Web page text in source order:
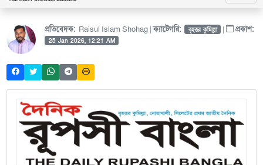
প্রতিবেদক: Raisul Islam Shohag |ক্যাটেগরি: বৃহত্তর কুমিল্লা | প্রকাশ:
25 Jan 2026, 12:21 AM